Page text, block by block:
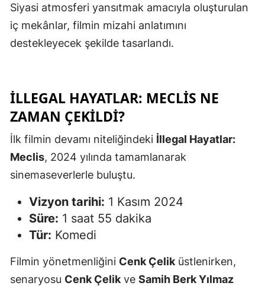
Siyasi atmosferi yansıtmak amacıyla oluşturulan
iç mekânlar, filmin mizahi anlatımını
destekleyecek şekilde tasarlandı.
İLLEGAL HAYATLAR: MECLIS NE
ZAMAN ÇEKILDI?
İlk filmin devamı niteliğindeki İllegal Hayatlar:
Meclis, 2024 yılında tamamlanarak
sinemaseverlerle buluştu.
Vizyon tarihi: 1 Kasım 2024
Süre: 1 saat 55 dakika
Tür: Komedi
Filmin yönetmenliğini Cenk Çelik üstlenirken,
senaryosu Cenk Çelik ve Samih Berk Yılmaz